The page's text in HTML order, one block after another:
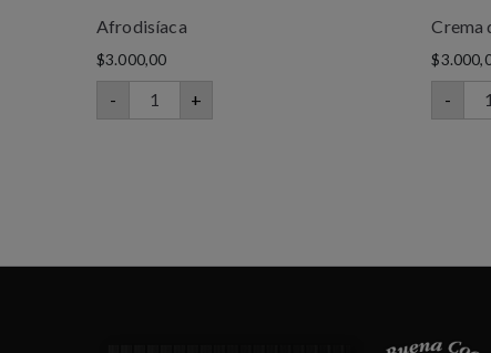
Afrodisíaca
$3.000,00
- +
Crema
$
-